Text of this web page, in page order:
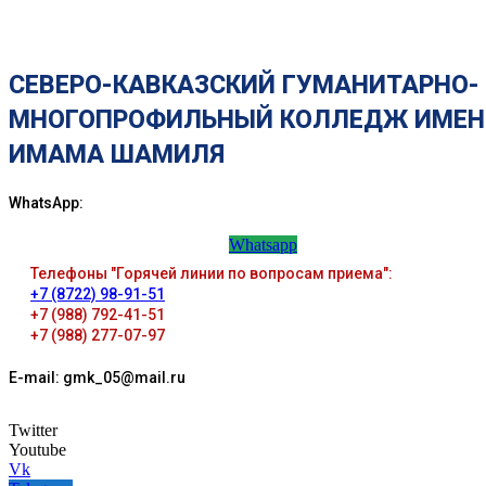
СЕВЕРО-КАВКАЗСКИЙ ГУМАНИТАРНО-
МНОГОПРОФИЛЬНЫЙ КОЛЛЕДЖ
ИМАМА ШАМИЛЯ
WhatsApp:
Whatsapp
Телефоны "Горячей линии по вопросам приема":
+7 (8722) 98-91-51
+7 (988) 792-41-51
+7 (988) 277-07-97
E-mail: gmk_05@mail.ru
Twitter
Youtube
Vk